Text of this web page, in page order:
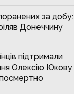
за добу:
Донеччину
підтримали
Олексію Юкову